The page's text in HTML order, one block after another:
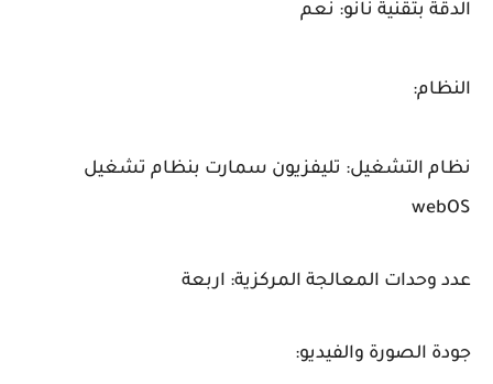
الدقة بتقنية نانو: نعم
النظام:
نظام التشغيل: تليفزيون سمارت بنظام تشغيل
webOS
عدد وحدات المعالجة المركزية: اربعة
جودة الصورة والفيديو: